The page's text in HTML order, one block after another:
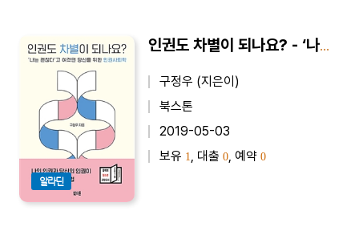
알라딘
인권도 차별이 되나요? - ‘나는 괜찮다’고 여겼던 당신을 위한 인권사회학
구정우 (지은이)
북스톤
2019-05-03
보유 1 , 대출 0 , 예약 0